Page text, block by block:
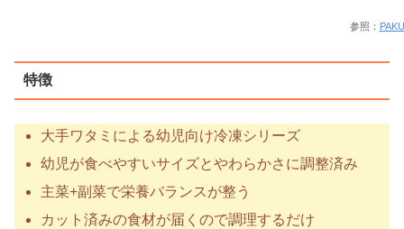
参照：
特徴
大手ワタミによる幼児向け冷凍シリーズ
幼児が食べやすいサイズとやわらかさに調整済み
主菜+副菜で栄養バランスが整う
カット済みの食材が届くので調理するだけ